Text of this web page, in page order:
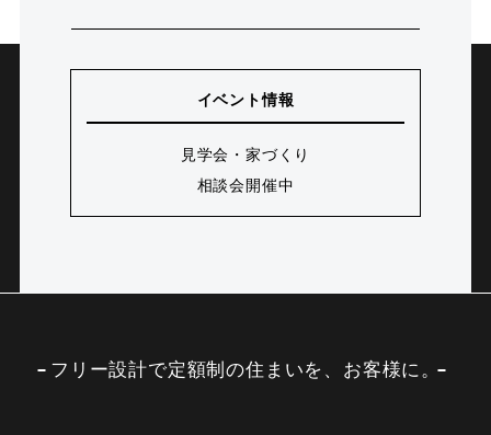
イベント情報
見学会・家づくり
相談会開催中
フリー設計で定額制の住まいを、お客様に。